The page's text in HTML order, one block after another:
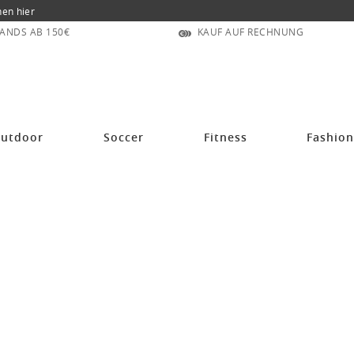
hier
AB 150€
KAUF AUF RECHNUNG
Soccer Fitness Fashion